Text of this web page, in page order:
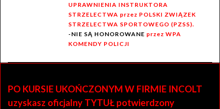
UPRAWNIENIA INSTRUKTORA
STRZELECTWA przez POLSKI ZWIĄZEK
STRZELECTWA SPORTOWEGO (PZSS).
-NIE SĄ HONOROWANE przez WPA
KOMENDY POLICJI
PO KURSIE UKOŃCZONYM W FIRMIE INCOLT
uzyskasz oficjalny TYTUŁ potwierdzony